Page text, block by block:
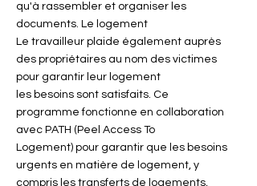
qu'à rassembler et organiser les
documents. Le logement
Le travailleur plaide également auprès
des propriétaires au nom des victimes
pour garantir leur logement
les besoins sont satisfaits. Ce
programme fonctionne en collaboration
avec PATH (Peel Access To
Logement) pour garantir que les besoins
urgents en matière de logement, y
compris les transferts de logements,